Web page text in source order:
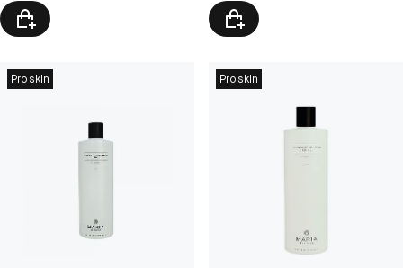
Proskin Proskin